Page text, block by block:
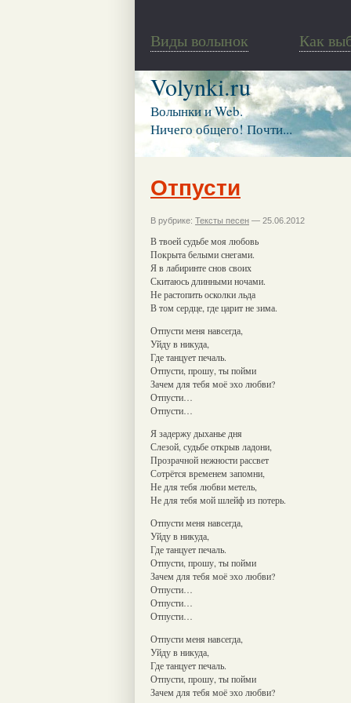
Виды волынок Как
Volynki.ru
Волынки и Web.
Ничего общего! Почти...
Отпусти
В рубрике: Тексты песен — 25.06.2012
В твоей судьбе моя любовь
Покрыта белыми снегами.
Я в лабиринте снов своих
Скитаюсь длинными ночами.
Не растопить осколки льда
В том сердце, где царит не зима.
Отпусти меня навсегда,
Уйду в никуда,
Где танцует печаль.
Отпусти, прошу, ты пойми
Зачем для тебя моё эхо любви?
Отпусти…
Отпусти…
Я задержу дыханье дня
Слезой, судьбе открыв ладони,
Прозрачной нежности рассвет
Сотрётся временем запомни,
Не для тебя любви метель,
Не для тебя мой шлейф из потерь.
Отпусти меня навсегда,
Уйду в никуда,
Где танцует печаль.
Отпусти, прошу, ты пойми
Зачем для тебя моё эхо любви?
Отпусти…
Отпусти…
Отпусти…
Отпусти меня навсегда,
Уйду в никуда,
Где танцует печаль.
Отпусти, прошу, ты пойми
Зачем для тебя моё эхо любви?